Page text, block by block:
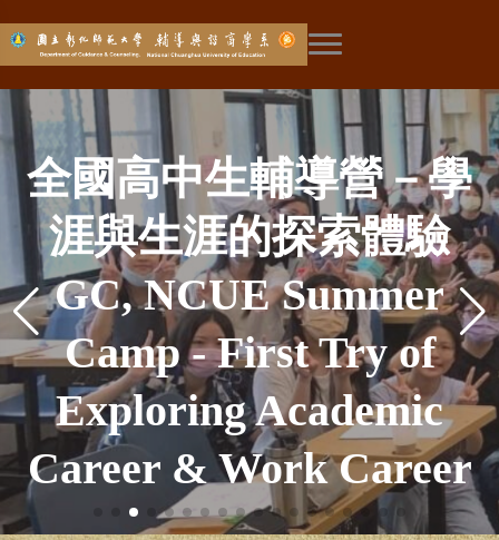
展開主選單
系所社會責任
Department Social
Responsibility
彰師輔諮－台灣輔導工
作發源地
GC, NCUE-The
Birthplace of
Counseling Profession
in Taiwan
網路成癮－媒體報導
News Reports of Our
Research on Internet
Addiction
全國高中生輔導營－學
涯與生涯的探索體驗
GC, NCUE Summer
Camp - First Try of
Exploring Academic
Career & Work Career
設備最好－量身打造的
專業系館
Top Equipment- The
Professional
Department Building of
GC, NCUE
探索未來—華人生涯研
究中心
Helper of Career
Exploring—Center for
Chinese Research
Career
全國最強－輔導與諮商
師資陣容
The Best Faculty for
Counseling Training
Lineup
EAP學程－成為職場員
工的溫暖曙光
Employee Assistance
Program (EAP) - The
Warm Sun shining in
Workplace
彰師輔諮－媒體最愛
GC, NCUE, The Media
Favorite to Report
飛越五十-彰師輔諮創系
五十周年
GC, NCUE 50
Anniversary
加入師培—成為教育工
作者
Join Teacher Education
—Being a Educator
環境最美－號稱薰衣草
森林彰化分店
Gorgeous Surroundings
in GC, NCUE
彰師輔諮新生成長營－
來自彰師輔諮的熱烈歡
迎
GC, NCUE Orientation
Camp - A Special
Welcome from GC,
NCUE!
輔諮大軍－彰師輔諮系
學會幹部群
Counseling Corps-
Student Association
Council of GC, NCUE
學術重鎮-本土社會科學
與本土諮商心理學
Academic Center-
Indigenous Social
Sciences and Indigenous
Counseling Psychology
全台唯一－婚姻與家族
治療專業
The Only in Taiwan—
Marriage and Family
Therapy Profession
彰師輔諮－比賽常勝軍
GC, NCUE, The
Frequent Winner of
Various Competitions
社工學程－輔導諮商與
社會工作知能兼備
Social Worker Program
- Combined with
Guidance, Counseling
and Social Work
系所社會責任
Department Social
Responsibility
彰師輔諮－台灣輔導工
作發源地
GC, NCUE-The
Birthplace of
Counseling Profession
in Taiwan